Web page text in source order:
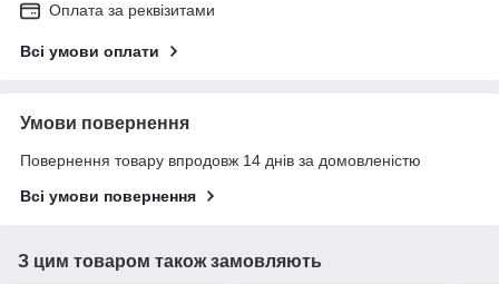
Оплата за реквізитами
Всі умови оплати
Умови повернення
Повернення товару впродовж 14 днів за домовленістю
Всі умови повернення
З цим товаром також замовляють